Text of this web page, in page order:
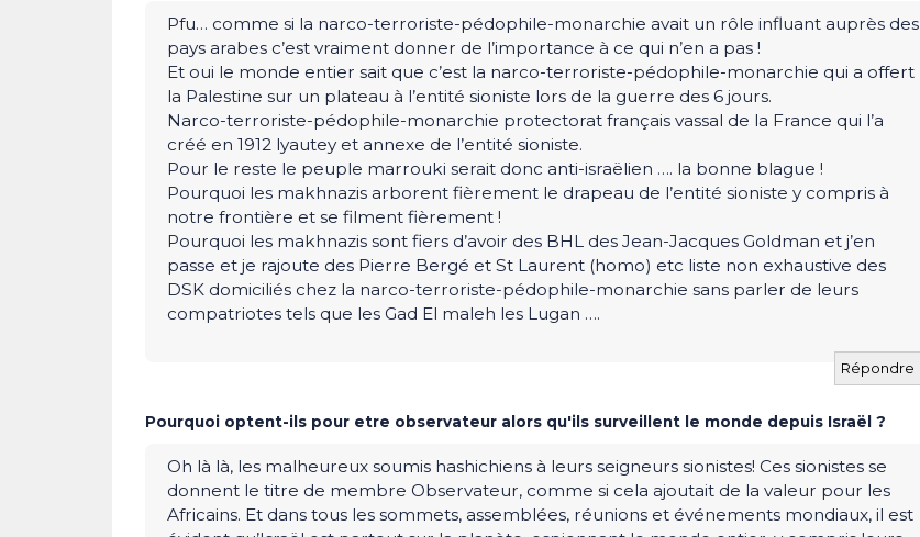
Pfu… comme si la narco-terroriste-pédophile-monarchie avait un rôle influant auprès des
pays arabes c’est vraiment donner de l’importance à ce qui n’en a pas !
Et oui le monde entier sait que c’est la narco-terroriste-pédophile-monarchie qui a offert
la Palestine sur un plateau à l’entité sioniste lors de la guerre des 6 jours.
Narco-terroriste-pédophile-monarchie protectorat français vassal de la France qui l’a
créé en 1912 lyautey et annexe de l’entité sioniste.
Pour le reste le peuple marrouki serait donc anti-israëlien …. la bonne blague !
Pourquoi les makhnazis arborent fièrement le drapeau de l’entité sioniste y compris à
notre frontière et se filment fièrement !
Pourquoi les makhnazis sont fiers d’avoir des BHL des Jean-Jacques Goldman et j’en
passe et je rajoute des Pierre Bergé et St Laurent (homo) etc liste non exhaustive des
DSK domiciliés chez la narco-terroriste-pédophile-monarchie sans parler de leurs
compatriotes tels que les Gad El maleh les Lugan ….
Répondre
Pourquoi optent-ils pour etre observateur alors qu'ils surveillent le monde depuis Israël ?
Oh là là, les malheureux soumis hashichiens à leurs seigneurs sionistes! Ces sionistes se
donnent le titre de membre Observateur, comme si cela ajoutait de la valeur pour les
Africains. Et dans tous les sommets, assemblées, réunions et événements mondiaux, il est